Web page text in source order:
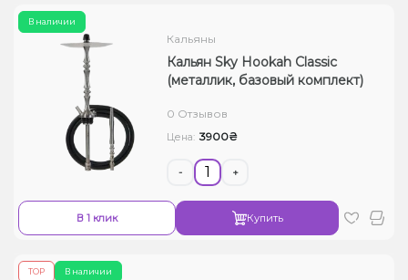
В наличии
Кальяны
Кальян Sky Hookah Classic
(металлик, базовый комплект)
0 Отзывов
Цена: 3900₴
- +
В 1 клик Купить
В наличии
ТОР